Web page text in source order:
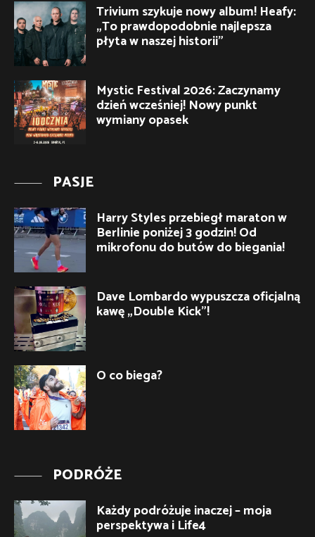
Trivium szykuje nowy album! Heafy:
„To prawdopodobnie najlepsza
płyta w naszej historii”
Mystic Festival 2026: Zaczynamy
dzień wcześniej! Nowy punkt
wymiany opasek
PASJE
Harry Styles przebiegł maraton w
Berlinie poniżej 3 godzin! Od
mikrofonu do butów do biegania!
Dave Lombardo wypuszcza oficjalną
kawę „Double Kick”!
O co biega?
PODRÓŻE
Każdy podróżuje inaczej – moja
perspektywa i Life4